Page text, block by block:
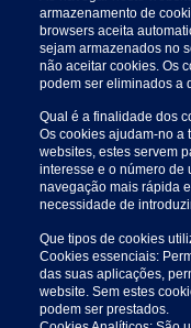
armazenamento de
browsers aceita
sejam armazenados no
não aceitar cookies. Os
podem ser eliminados a
Qual é a finalidade dos
Os cookies ajudam-no a
websites, estes servem
interesse e o número de
navegação mais rápida
necessidade de
Que tipos de cookies
Cookies essenciais:
das suas aplicações,
website. Sem estes
podem ser prestados.